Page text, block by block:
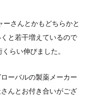
さんとかもどちらかと
と若干増えているので
らい伸びました。
ーバルの製薬メーカー
んとお付き合いがござ